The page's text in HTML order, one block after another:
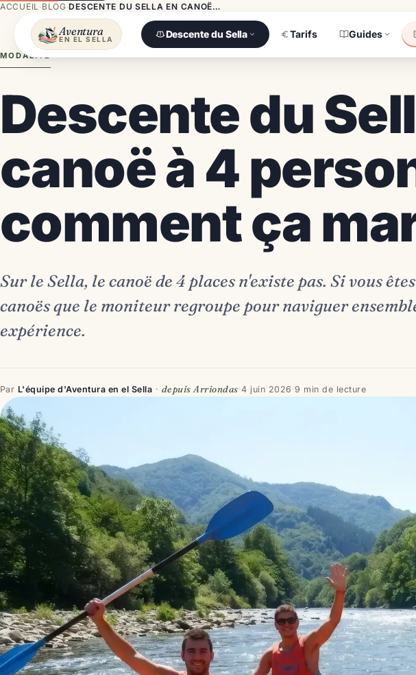
Aventura
EN EL SELLA Descente du Sella Tarifs Guides
ACCUEIL· BLOG· DESCENTE DU SELLA EN CANOË À 4 PERSONNES : COMMENT ÇA MARCHE
MODALITÉ
Descente du
canoë à 4
comment ça
Sur le Sella, le canoë de 4 places n'existe pas. Si vous
canoës que le moniteur regroupe pour naviguer
expérience.
Par L'équipe d'Aventura en el Sella · depuis Arriondas·4 juin 2026 ·9 min de lecture